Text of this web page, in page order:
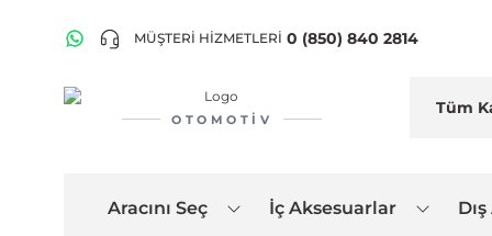
MÜŞTERİ HİZMETLERİ 0 (850) 840 2814
OTOMOTIV
Aracını Seç İç Aksesuarlar